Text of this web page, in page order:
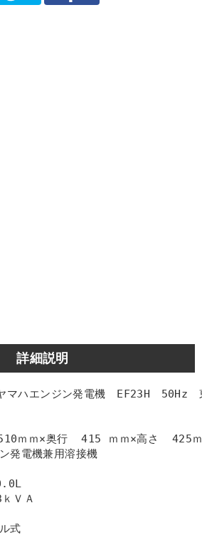
詳細説明
マハエンジン発電機　EF23H　50Hz　
ｍｍ×奥行  415 ｍｍ×高さ  425
発電機兼用溶接機
ＶＡ
式